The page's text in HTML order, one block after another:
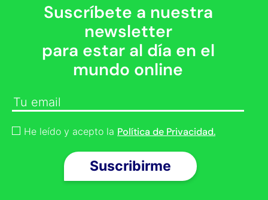
Suscríbete a nuestra
newsletter
para estar al día en el
mundo online
He leído y acepto la Política de Privacidad.